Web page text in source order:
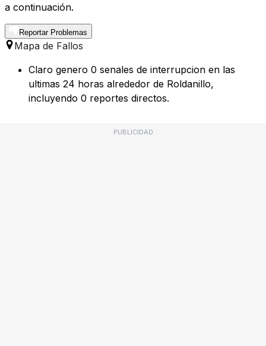
a continuación.
Reportar Problemas
Mapa de Fallos
Claro genero 0 senales de interrupcion en las
ultimas 24 horas alrededor de Roldanillo,
incluyendo 0 reportes directos.
PUBLICIDAD